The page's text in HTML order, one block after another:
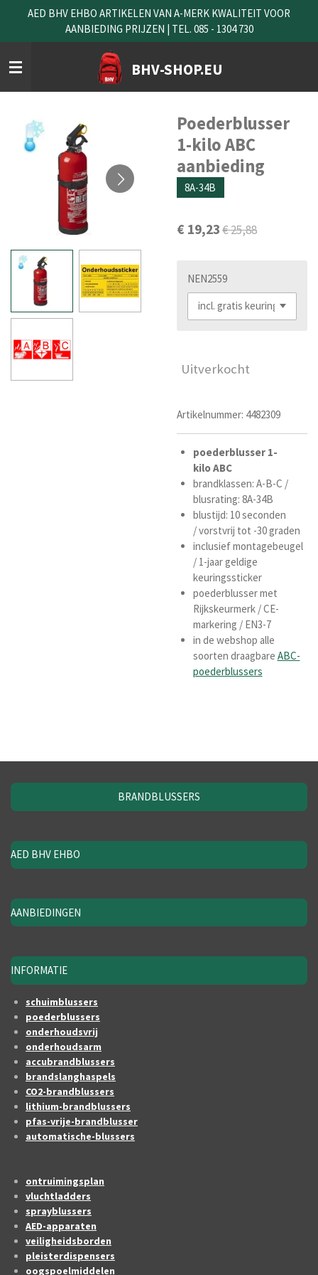
naar
de
hoofdinhoud
BHV-SHOP.EU
AED BHV EHBO ARTIKELEN VAN A-MERK KWALITEIT VOOR
AANBIEDING PRIJZEN | TEL. 085 - 1304 730
Poederblusser
1-kilo ABC
aanbieding
8A-34B
€ 19,23€ 25,88
NEN2559
Uitverkocht
Artikelnummer: 4482309
poederblusser 1-
kiloABC
brandklassen: A-B-C /
blusrating: 8A-34B
blustijd: 10 seconden
/vorstvrij tot -30 graden
inclusief montagebeugel
/ 1-jaar geldige
keuringssticker
poederblusser met
Rijkskeurmerk / CE-
markering / EN3-7
in de webshop alle
soorten draagbare ABC-
poederblussers
BRANDBLUSSERS
AED BHV EHBO
AANBIEDINGEN
INFORMATIE
schuimblussers
poederblussers
onderhoudsvrij
onderhoudsarm
accubrandblussers
brandslanghaspels
CO2-brandblussers
lithium-brandblussers
pfas-vrije-brandblusser
automatische-blussers
ontruimingsplan
vluchtladders
sprayblussers
AED-apparaten
veiligheidsborden
pleisterdispensers
oogspoelmiddelen